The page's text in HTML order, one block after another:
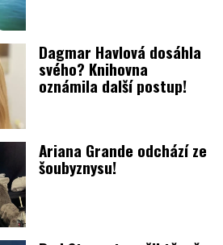
Dagmar Havlová dosáhla
svého? Knihovna
oznámila další postup!
Ariana Grande odchází ze
šoubyznysu!